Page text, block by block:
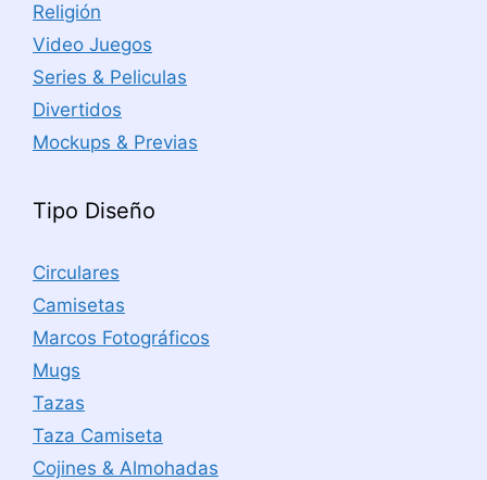
Religión
Video Juegos
Series & Peliculas
Divertidos
Mockups & Previas
Tipo Diseño
Circulares
Camisetas
Marcos Fotográficos
Mugs
Tazas
Taza Camiseta
Cojines & Almohadas